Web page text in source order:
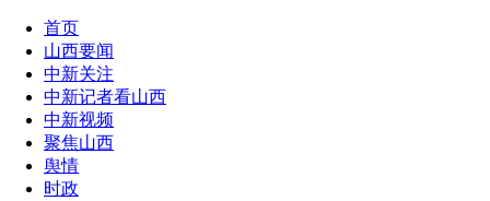
首页
山西要闻
中新关注
中新记者看山西
中新视频
聚焦山西
舆情
时政